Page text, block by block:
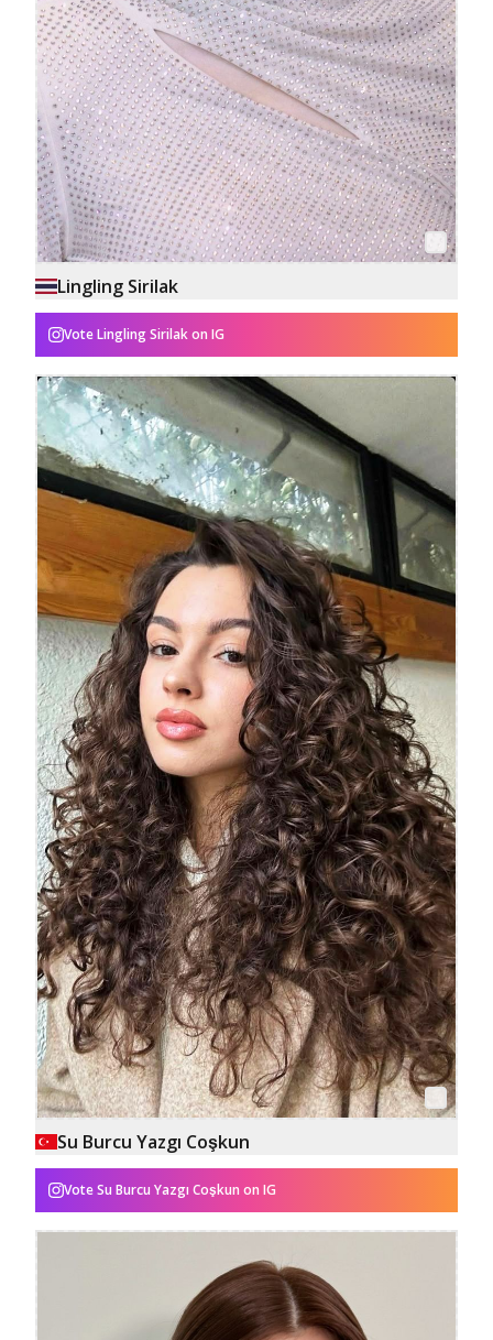
Lingling Sirilak
VoteLingling Sirilakon IG
Su Burcu Yazgı Coşkun
VoteSu Burcu Yazgı Coşkun on IG